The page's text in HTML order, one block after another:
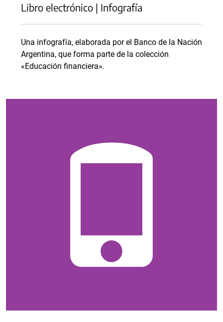
Libro electrónico | Infografía
Una infografía, elaborada por el Banco de la Nación
Argentina, que forma parte de la colección
«Educación financiera».